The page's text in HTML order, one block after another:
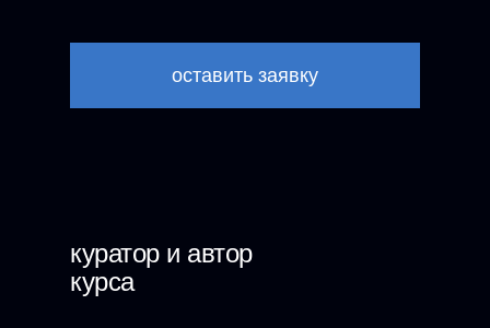
оставить заявку
куратор и автор
курса